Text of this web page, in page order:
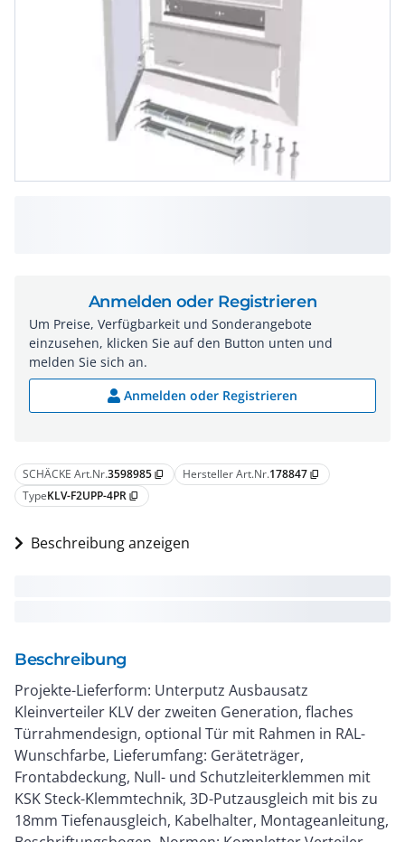
SCHÄCKE Art.Nr.3598985 content_copy Hersteller Art.Nr.178847 content_copy
TypeKLV-F2UPP-4PR content_copy
Beschreibung anzeigen
Beschreibung
Projekte-Lieferform: Unterputz Ausbausatz
Kleinverteiler KLV der zweiten Generation, flaches
Türrahmendesign, optional Tür mit Rahmen in RAL-
Wunschfarbe, Lieferumfang: Geräteträger,
Frontabdeckung, Null- und Schutzleiterklemmen mit
KSK Steck-Klemmtechnik, 3D-Putzausgleich mit bis zu
18mm Tiefenausgleich, Kabelhalter, Montageanleitung,
Anmelden oder Registrieren
Um Preise, Verfügbarkeit und Sonderangebote
einzusehen, klicken Sie auf den Button unten und
melden Sie sich an.
Anmelden oder Registrieren